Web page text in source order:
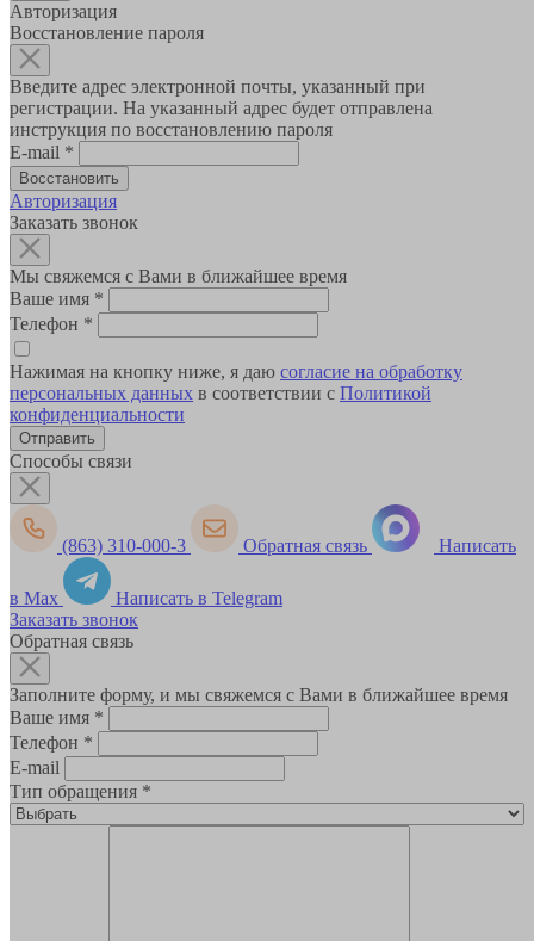
Авторизация
Восстановление пароля
Введите адрес электронной почты, указанный при
регистрации. На указанный адрес будет отправлена
инструкция по восстановлению пароля
E-mail *
Авторизация
Заказать звонок
Мы свяжемся с Вами в ближайшее время
Ваше имя *
Телефон *
Нажимая на кнопку ниже, я даю согласие на обработку
персональных данных в соответствии с Политикой
конфиденциальности
Способы связи
(863) 310-000-3 Обратная связь Написать
в Max
Написать в Telegram
Заказать звонок
Обратная связь
Заполните форму, и мы свяжемся с Вами в ближайшее время
Ваше имя *
Телефон *
E-mail
Тип обращения *